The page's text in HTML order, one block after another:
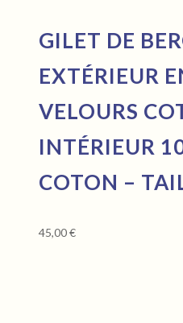
GILET DE
EXTÉRIEUR
VELOURS
INTÉRIEUR
COTON –
45,00€